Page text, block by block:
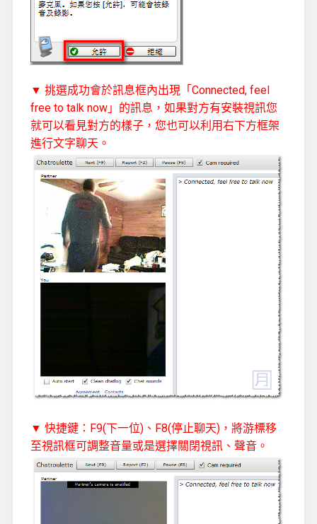
▼ 挑選成功會於訊息框內出現「Connected, feel
free to talk now」的訊息，如果對方有安裝視訊您
就可以看見對方的樣子，您也可以利用右下方框架
進行文字聊天。
▼ 快捷鍵：F9(下一位)、F8(停止聊天)，將游標移
至視訊框可調整音量或是選擇關閉視訊、聲音。